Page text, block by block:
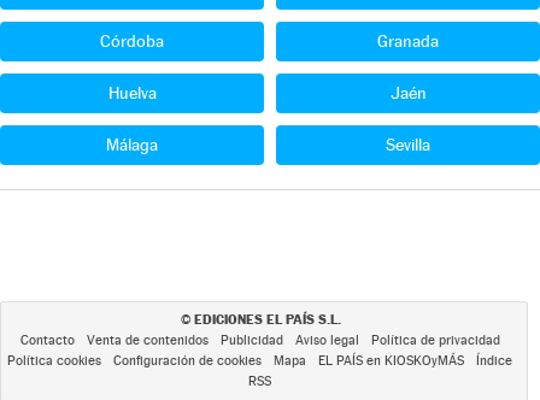
Córdoba Granada
Huelva Jaén
Málaga Sevilla
© EDICIONES EL PAÍS S.L.
Contacto Venta de contenidos Publicidad Aviso legal
Política de privacidad
Política cookies
Configuración de cookies Mapa EL PAÍS en KIOSKOyMÁS
Índice
RSS